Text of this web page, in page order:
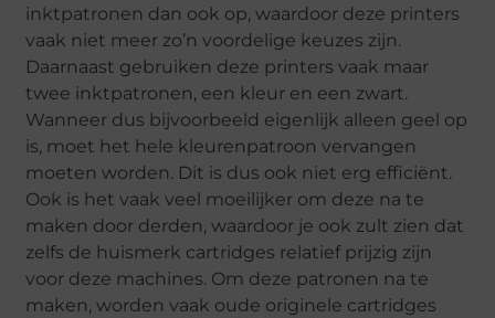
inktpatronen dan ook op, waardoor deze printers
vaak niet meer zo’n voordelige keuzes zijn.
Daarnaast gebruiken deze printers vaak maar
twee inktpatronen, een kleur en een zwart.
Wanneer dus bijvoorbeeld eigenlijk alleen geel op
is, moet het hele kleurenpatroon vervangen
moeten worden. Dit is dus ook niet erg efficiënt.
Ook is het vaak veel moeilijker om deze na te
maken door derden, waardoor je ook zult zien dat
zelfs de huismerk cartridges relatief prijzig zijn
voor deze machines. Om deze patronen na te
maken, worden vaak oude originele cartridges